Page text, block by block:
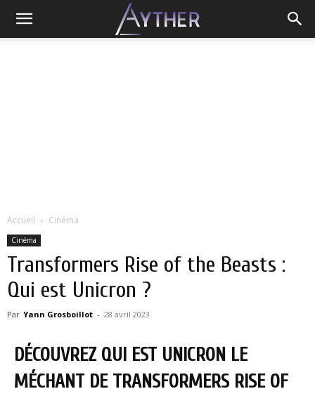
Accueil Cinéma
Cinéma
Transformers Rise of the Beasts :
Qui est Unicron ?
Par Yann Grosboillot - 28 avril 2023
DÉCOUVREZ QUI EST UNICRON LE
MÉCHANT DE TRANSFORMERS RISE OF